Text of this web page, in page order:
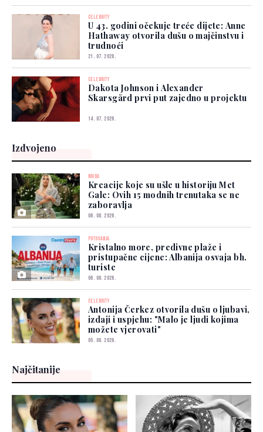
CELEBRITY
U 43. godini očekuje treće dijete: Anne
Hathaway otvorila dušu o majčinstvu i
trudnoći
21. 07. 2026.
CELEBRITY
Dakota Johnson i Alexander
Skarsgård prvi put zajedno u projektu
14. 07. 2026.
Izdvojeno
MODA
Kreacije koje su ušle u historiju Met
Gale: Ovih 15 modnih trenutaka se ne
zaboravlja
06. 08. 2026.
PUTOVANJA
Kristalno more, predivne plaže i
pristupačne cijene: Albanija osvaja bh.
turiste
06. 08. 2026.
CELEBRITY
Antonija Čerkez otvorila dušu o ljubavi,
izdaji i uspjehu: "Malo je ljudi kojima
možete vjerovati"
05. 08. 2026.
Najčitanije